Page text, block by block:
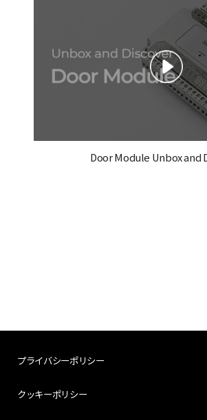
Door Module Unbox and
プライバシーポリシー
クッキーポリシー